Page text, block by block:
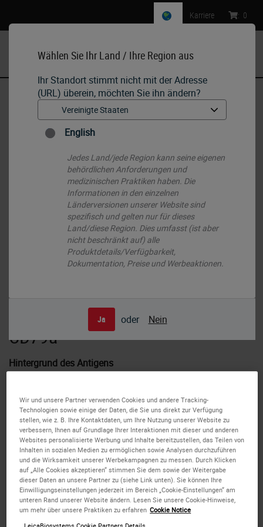
Wählen Sie Ihr Land / Ihre Region aus
Ihr Standort stimmt nicht mit der Adresse
(URL) überein, möchten Sie ihn ändern?
English
Jedes Land/jede Region kann seine eigenen
behördlichen Anforderungen und
medizinischen Praktiken haben. Die
Informationen in den einzelnen
Länderversionen unserer Website sind
spezifisch und gelten nur für dieses
Land/diese Region. Dies umfasst (ist aber
nicht beschränkt auf) alle
Produktdetails/Verfügbarkeit,
Dokumentation, Preise und Werbeaktionen.
Ja oder Nein
Karriere : 0
IHC & ISH • IHC Primary Antibodies
Human diffuse large B cell lymphoma: immunohistochemical staining for
CD79a. Note the membrane staining of tumor cells. CD79a: clone JCB117
CD79a
Hintergrund des Antigens
Der CD79-Komplex ist ein über Disulfidbrücken
verbundenes Heterodimer, das nicht-kovalent mit
membrangebunden Immunglobulinen auf B-Zellen
assoziiert ist. Dieser Komplex aus Polypeptiden und
Immunglobulin bildet gemeinsam den B-Zell-Antigen-
Rezeptor. Die beiden Komponenten dieses Komplexes
werden als CD79a und CD79b bezeichnet. Das CD79a-
Antigen tritt in einem frühen Stadium der Reifung von B-
Zellen, der Prä-B-Zellphase, auf und bleibt bis zum
Plasmazellstadium erhalten, in dem es als intrazelluläre
Wir und unsere Partner verwenden Cookies und andere Tracking-
Technologien sowie einige der Daten, die Sie uns direkt zur Verfügung
stellen, wie z. B. Ihre Kontaktdaten, um Ihre Nutzung unserer Website zu
verbessern, Ihnen auf Grundlage Ihrer Interaktionen mit dieser und anderen
Websites personalisierte Werbung und Inhalte bereitzustellen, das Teilen von
Inhalten in sozialen Medien zu ermöglichen sowie Analysen durchzuführen
und die Wirksamkeit unserer Werbekampagnen zu messen. Durch Klicken
auf „Alle Cookies akzeptieren“ stimmen Sie dem sowie der Weitergabe
dieser Daten an unsere Partner zu (siehe Link unten). Sie können Ihre
Einwilligungseinstellungen jederzeit im Bereich „Cookie-Einstellungen“ am
unteren Rand unserer Website ändern. Lesen Sie unsere Cookie-Hinweise,
um mehr über unsere Praktiken zu erfahren Cookie Notice